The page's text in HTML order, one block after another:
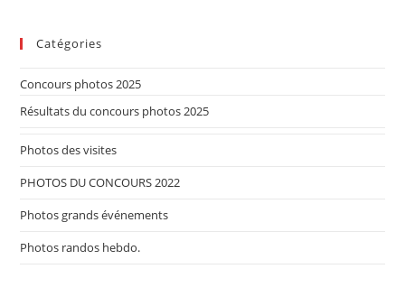
Catégories
Concours photos 2025
Résultats du concours photos 2025
Photos des visites
PHOTOS DU CONCOURS 2022
Photos grands événements
Photos randos hebdo.